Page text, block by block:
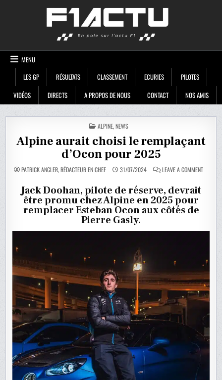
MENU
LES GP
RÉSULTATS CLASSEMENT ECURIES
PILOTES
VIDÉOS
DIRECTS A PROPOS DE NOUS CONTACT NOS AMIS
POSTED
IN
ALPINE,NEWS
Alpine aurait choisi le remplaçant
d’Ocon pour 2025
PATRICK ANGLER, RÉDACTEUR EN CHEF 31/07/2024 LEAVE A COMMENTON
Jack Doohan, pilote de réserve, devrait
être promu chez Alpine en 2025 pour
remplacer Esteban Ocon aux côtés de
Pierre Gasly.